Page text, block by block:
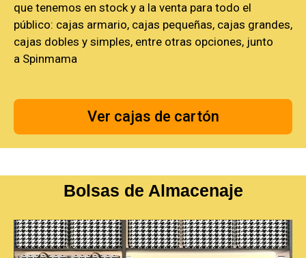
que tenemos en stock y a la venta para todo el
público: cajas armario, cajas pequeñas, cajas grandes,
cajas dobles y simples, entre otras opciones, junto
a Spinmama
Ver cajas de cartón
Bolsas de Almacenaje